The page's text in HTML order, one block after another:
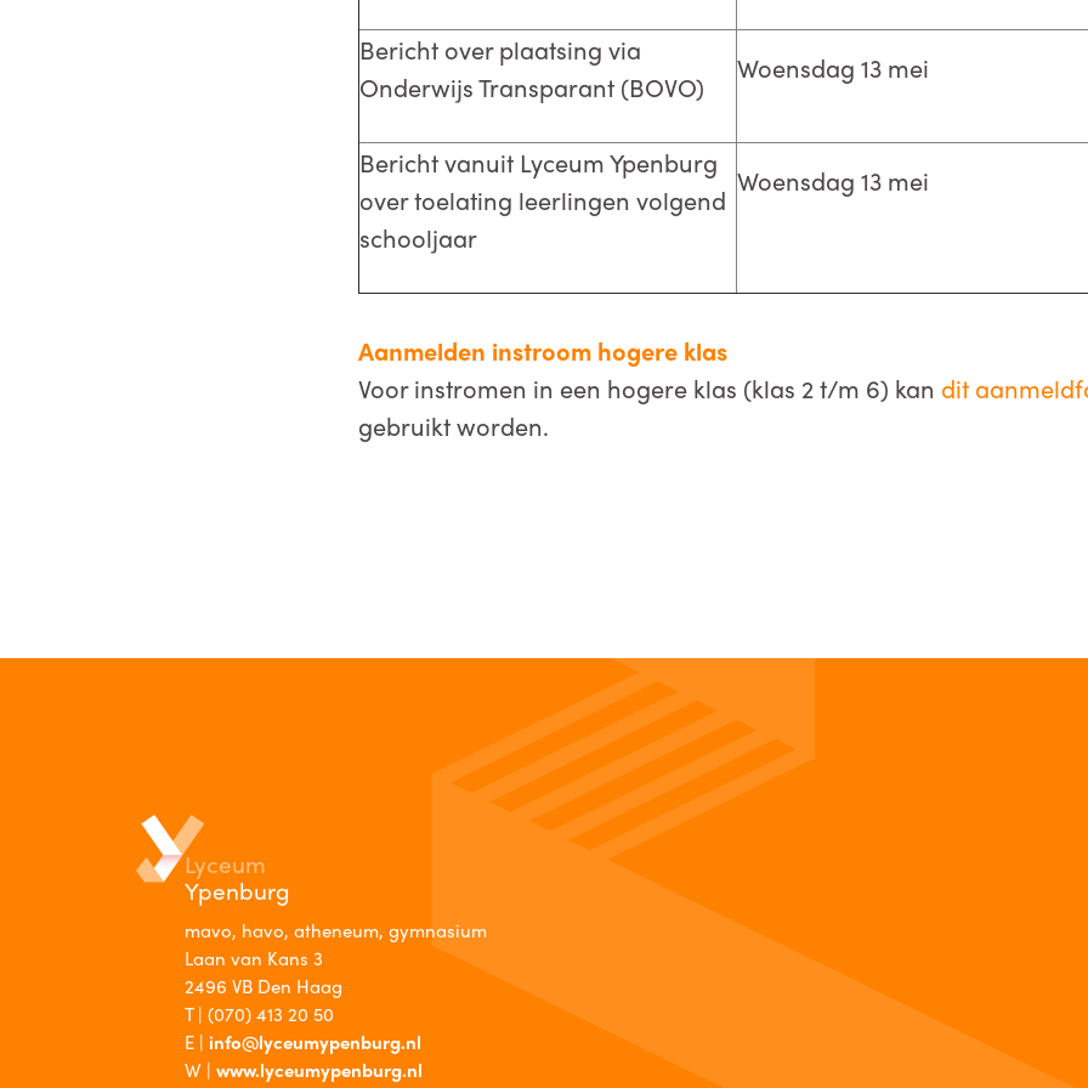
Bericht over plaatsing via
Onderwijs Transparant (BOVO)
Woensdag 13 mei
Bericht vanuit Lyceum Ypenburg
over toelating leerlingen volgend
schooljaar
Woensdag 13 mei
Aanmelden instroom hogere klas
Voor instromen in een hogere klas (klas 2 t/m 6) kan dit
gebruikt worden.
Lyceum
Ypenburg
mavo, havo, atheneum, gymnasium
Laan van Kans 3
2496 VB Den Haag
T | (070) 413 20 50
E | info@lyceumypenburg.nl
W | www.lyceumypenburg.nl